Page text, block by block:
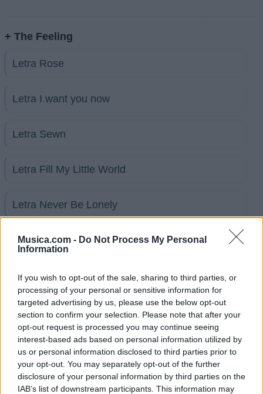
Musica.com - Do Not Process My Personal
Information
If you wish to opt-out of the sale, sharing to third parties, or
processing of your personal or sensitive information for
targeted advertising by us, please use the below opt-out
section to confirm your selection. Please note that after your
opt-out request is processed you may continue seeing
interest-based ads based on personal information utilized by
us or personal information disclosed to third parties prior to
your opt-out. You may separately opt-out of the further
disclosure of your personal information by third parties on the
IAB’s list of downstream participants. This information may
+ The Feeling
Letra Rose
Letra I want you now
Letra Sewn
Letra Fill My Little World
Letra Never Be Lonely
Letra Love it when you call
Letra Join with us
Letra Love it when you call (en español)
+ Letras de The Feeling
Discografía Biografía Ranking Fotos Foro